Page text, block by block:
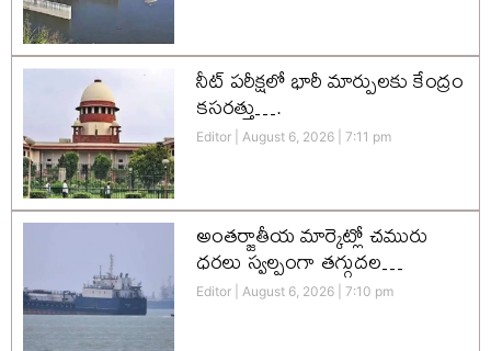
నీట్ పరీక్షలో భారీ మార్పులకు కేంద్రం
కసరత్తు….
Editor August 6, 2026 7:11 pm
అంతర్జాతీయ మార్కెట్లో చమురు
ధరలు స్వల్పంగా తగ్గుదల…
Editor August 6, 2026 7:10 pm